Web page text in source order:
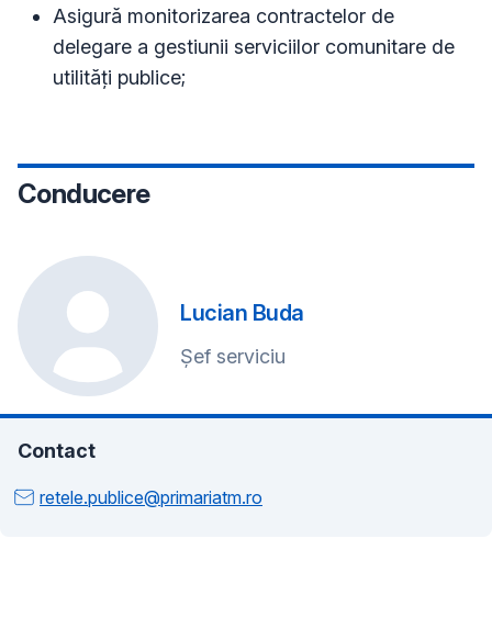
Asigură monitorizarea contractelor de
delegare a gestiunii serviciilor comunitare de
utilități publice;
Conducere
Lucian Buda
Șef serviciu
Contact
retele.publice@primariatm.ro